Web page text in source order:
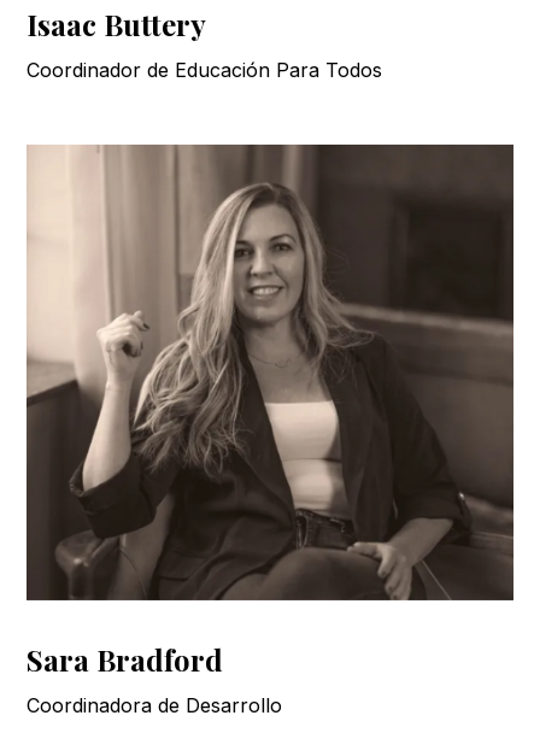
Isaac Buttery
Coordinador de Educación Para Todos
Sara Bradford
Coordinadora de Desarrollo